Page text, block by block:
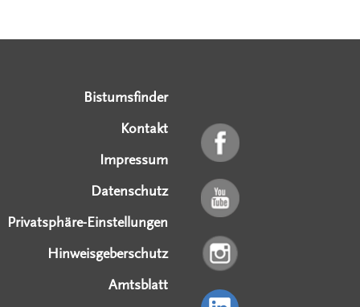
Bistumsfinder
Kontakt
Impressum
Datenschutz
Privatsphäre-Einstellungen
Hinweisgeberschutz
Amtsblatt